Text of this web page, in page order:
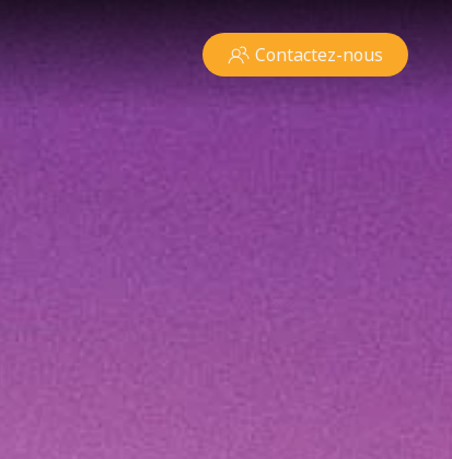
Contactez-nous